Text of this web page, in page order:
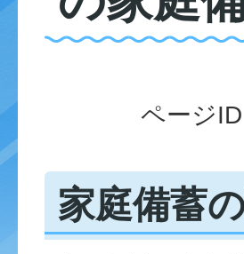
ページ
家庭備蓄